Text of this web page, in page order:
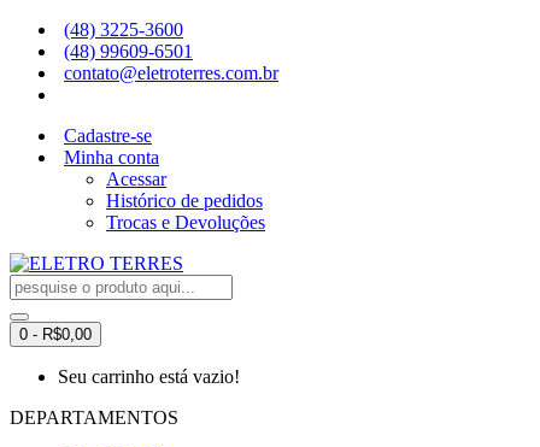
(48) 3225-3600
(48) 99609-6501
contato@eletroterres.com.br
Cadastre-se
Minha conta
Acessar
Histórico de pedidos
Trocas e Devoluções
0 - R$0,00
Seu carrinho está vazio!
DEPARTAMENTOS